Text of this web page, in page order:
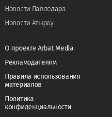
Новости Павлодара
Новости Атырау
О проекте Arbat Media
Рекламодателям
Правила использования
материалов
Политика
конфиденциальности